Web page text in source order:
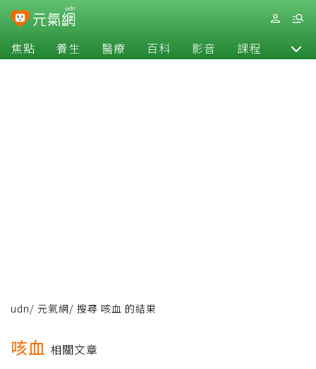
焦點 養生 醫療 百科 影音 課程 退休
udn/ 元氣網/ 搜尋 咳血 的結果
咳血 相關文章